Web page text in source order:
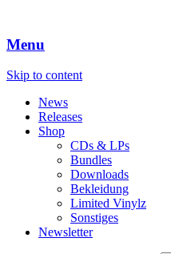
Menu
Skip to content
News
Releases
Shop
CDs & LPs
Bundles
Downloads
Bekleidung
Limited Vinylz
Sonstiges
Newsletter